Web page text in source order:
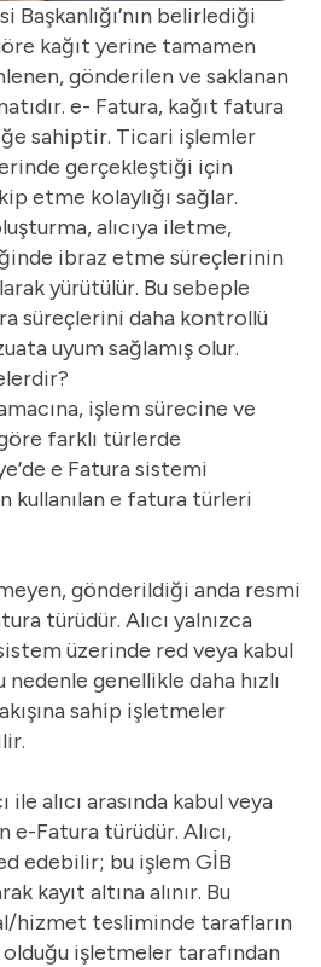
Başkanlığı’nın belirlediği
kağıt yerine tamamen
gönderilen ve saklanan
e- Fatura, kağıt fatura
sahiptir. Ticari işlemler
gerçekleştiği için
etme kolaylığı sağlar.
alıcıya iletme,
ibraz etme süreçlerinin
yürütülür. Bu sebeple
süreçlerini daha kontrollü
uyum sağlamış olur.
işlem sürecine ve
farklı türlerde
e Fatura sistemi
kullanılan e fatura türleri
gönderildiği anda resmi
türüdür. Alıcı yalnızca
üzerinde red veya kabul
genellikle daha hızlı
sahip işletmeler
alıcı arasında kabul veya
Fatura türüdür. Alıcı,
edebilir; bu işlem GİB
kayıt altına alınır. Bu
hizmet tesliminde tarafların
işletmeler tarafından